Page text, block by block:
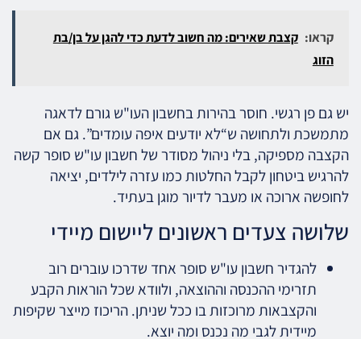
קראו: קצבת שאירים: מה חשוב לדעת כדי להגן על בן/בת
הזוג
יש גם פן רגשי. חוסר בהירות בחשבון העו"ש גורם לדאגה
מתמשכת ולתחושה ש“לא יודעים איפה עומדים”. גם אם
הקצבה מספיקה, בלי ניהול מסודר של חשבון עו"ש סופר קשה
להרגיש ביטחון לקבל החלטות כמו עזרה לילדים, יציאה
לחופשה ארוכה או מעבר לדיור מוגן בעתיד.
שלושה צעדים ראשונים ליישום מיידי
להגדיר חשבון עו"ש סופר אחד שדרכו עוברים רוב
תזרימי ההכנסה וההוצאה, ולוודא שכל הוראות הקבע
והקצבאות מרוכזות בו ככל שניתן. הריכוז מייצר שקיפות
מיידית לגבי מה נכנס ומה יוצא.